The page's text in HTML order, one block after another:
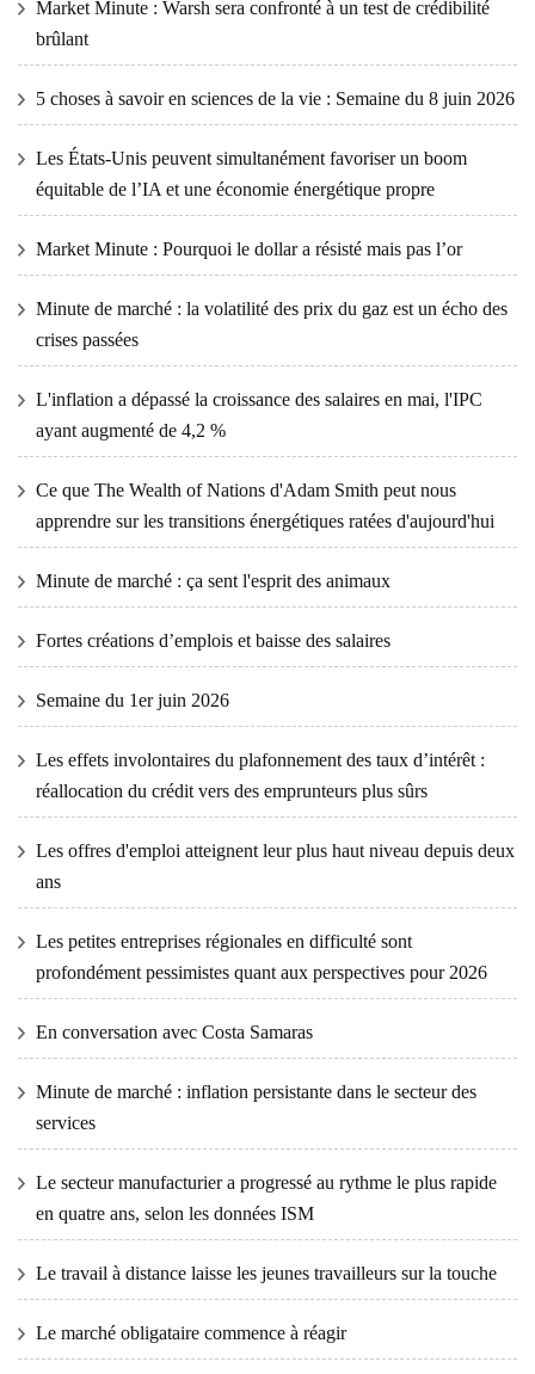
Market Minute : Warsh sera confronté à un test de crédibilité
brûlant
5 choses à savoir en sciences de la vie : Semaine du 8 juin 2026
Les États-Unis peuvent simultanément favoriser un boom
équitable de l’IA et une économie énergétique propre
Market Minute : Pourquoi le dollar a résisté mais pas l’or
Minute de marché : la volatilité des prix du gaz est un écho des
crises passées
L'inflation a dépassé la croissance des salaires en mai, l'IPC
ayant augmenté de 4,2 %
Ce que The Wealth of Nations d'Adam Smith peut nous
apprendre sur les transitions énergétiques ratées d'aujourd'hui
Minute de marché : ça sent l'esprit des animaux
Fortes créations d’emplois et baisse des salaires
Semaine du 1er juin 2026
Les effets involontaires du plafonnement des taux d’intérêt :
réallocation du crédit vers des emprunteurs plus sûrs
Les offres d'emploi atteignent leur plus haut niveau depuis deux
ans
Les petites entreprises régionales en difficulté sont
profondément pessimistes quant aux perspectives pour 2026
En conversation avec Costa Samaras
Minute de marché : inflation persistante dans le secteur des
services
Le secteur manufacturier a progressé au rythme le plus rapide
en quatre ans, selon les données ISM
Le travail à distance laisse les jeunes travailleurs sur la touche
Le marché obligataire commence à réagir